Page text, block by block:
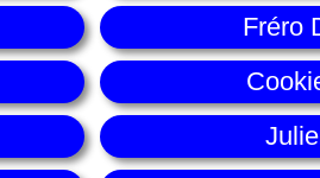
Fréro